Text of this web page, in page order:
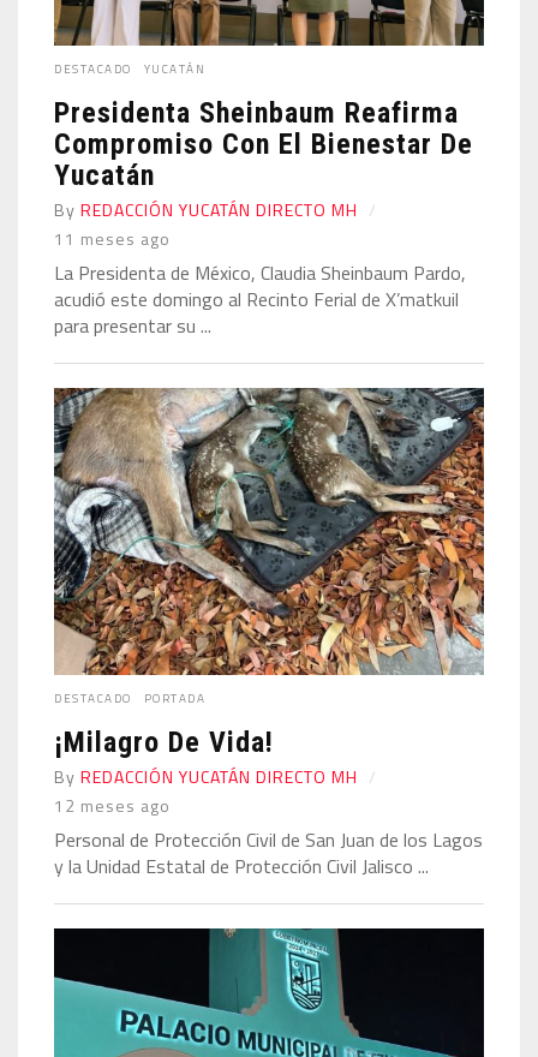
DESTACADO YUCATÁN
Presidenta Sheinbaum Reafirma
Compromiso Con El Bienestar De
Yucatán
By REDACCIÓN YUCATÁN DIRECTO MH
11 meses ago
La Presidenta de México, Claudia Sheinbaum Pardo,
acudió este domingo al Recinto Ferial de X’matkuil
para presentar su ...
DESTACADO PORTADA
¡Milagro De Vida!
By REDACCIÓN YUCATÁN DIRECTO MH
12 meses ago
Personal de Protección Civil de San Juan de los Lagos
y la Unidad Estatal de Protección Civil Jalisco ...